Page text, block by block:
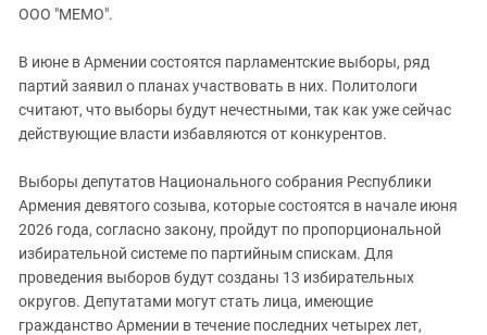
ИНАКОМЫСЛИЕ В ЧЕЧНЕ
ПРЕСЛЕДОВАНИЕ АКТИВИСТОВ
МОБИЛИЗАЦИЯ И ПРОТЕСТЫ
Дагестан
Кабардино-Балкария
Калмыкия
Краснодарский край
Нагорный Карабах
Российская Федерация
Ростовская область
Северная Осетия - Алания
ООО "МЕМО".
В июне в Армении состоятся парламентские выборы, ряд
партий заявил о планах участвовать в них. Политологи
считают, что выборы будут нечестными, так как уже сейчас
действующие власти избавляются от конкурентов.
Выборы депутатов Национального собрания Республики
Армения девятого созыва, которые состоятся в начале июня
2026 года, согласно закону, пройдут по пропорциональной
избирательной системе по партийным спискам. Для
проведения выборов будут созданы 13 избирательных
округов. Депутатами могут стать лица, имеющие
гражданство Армении в течение последних четырех лет,